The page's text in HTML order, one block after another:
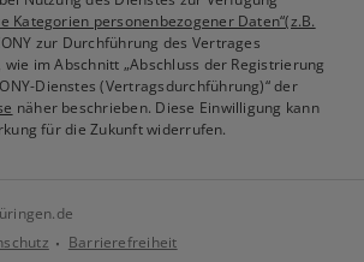
Kategorien personenbezogener Daten“(z.B.
zur Durchführung des Vertrages
im Abschnitt „Abschluss der Registrierung
Dienstes (Vertragsdurchführung)“ der
näher beschrieben. Diese Einwilligung kann
für die Zukunft widerrufen.
Barrierefreiheit